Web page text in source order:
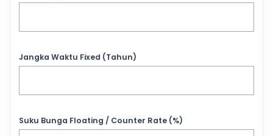
Jangka Waktu Fixed (Tahun)
Suku Bunga Floating / Counter Rate (%)